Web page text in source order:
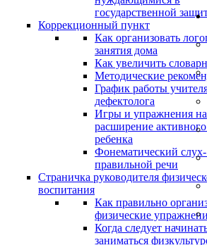
государственной
Коррекционный пункт
Как организовать
занятия дома
Как увеличить
Методические
График работы
дефектолога
Игры и упражнения на
расширение
ребенка
Фонематический
правильной речи
Страничка руководителя
воспитания
Как правильно
физические
Когда следует
заниматься